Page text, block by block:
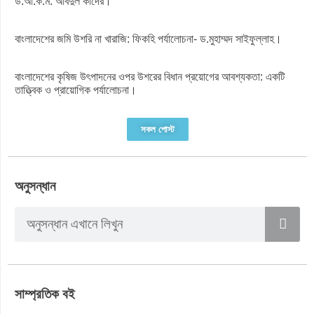
বাংলাদেশের জমি উশরি না খারাজি: ফিকহি পর্যালোচনা- ড.মুহাম্মদ সাইফুল্লাহ।
বাংলাদেশের কৃষিজ উৎপাদনের ওপর উশরের বিধান প্রয়োগের আবশ্যকতা: একটি
তাত্ত্বিক ও প্রায়োগিক পর্যালোচনা।
সকল পোস্ট
অনুসন্ধান
সাম্প্রতিক বই